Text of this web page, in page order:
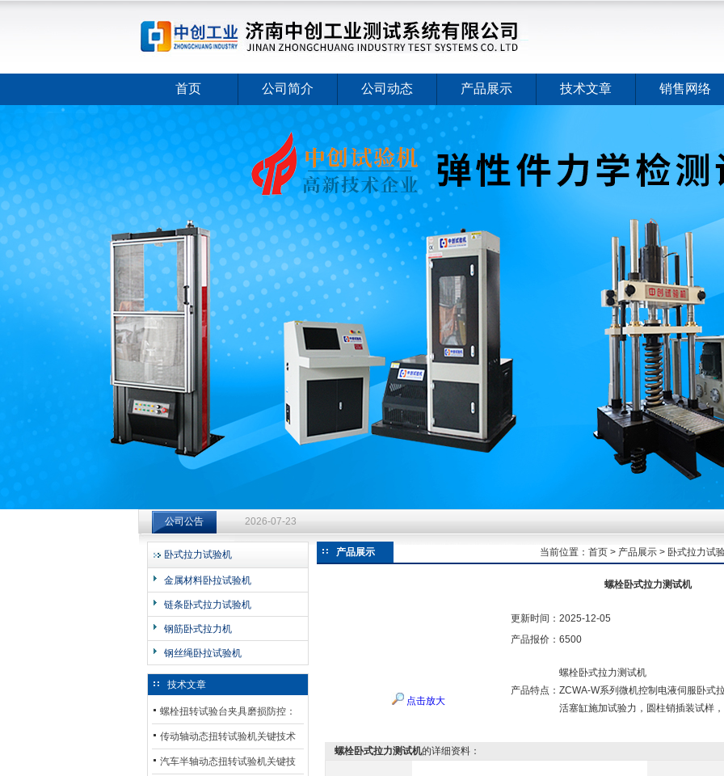
济南中创工业测试系统有限公司
首页 公司简介 公司动态 产品展示 技术文章 销售网络
公司公告 2026-07-23
钻杆扭转试验台选型指南：从额定扭矩到加载频率的工况适配逻辑
2026-07-23
钻杆扭转试验台选型指南：从额定扭矩到加载频率的工况适配逻辑
2026-07-23
卧式拉力试验机
金属材料卧拉试验机
链条卧式拉力试验机
钢筋卧式拉力机
钢丝绳卧拉试验机
技术文章
螺栓扭转试验台夹具磨损防控：
材质选型与表面处理的耐用性优
化
传动轴动态扭转试验机关键技术
及产业落地应用
汽车半轴动态扭转试验机关键技
产品展示 当前位置： 首页 > 产品展示 > 卧式拉力试
螺栓卧式拉力测试机
点击放大
更新时间： 2025-12-05
产品报价： 6500
产品特点：
螺栓卧式拉力测试机
ZCWA-W系列微机控制电液伺服卧式
活塞缸施加试验力，圆柱销插装试样
螺栓卧式拉力测试机的详细资料：